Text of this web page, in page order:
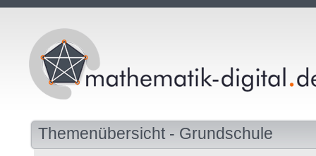
Themenübersicht - Grundschule